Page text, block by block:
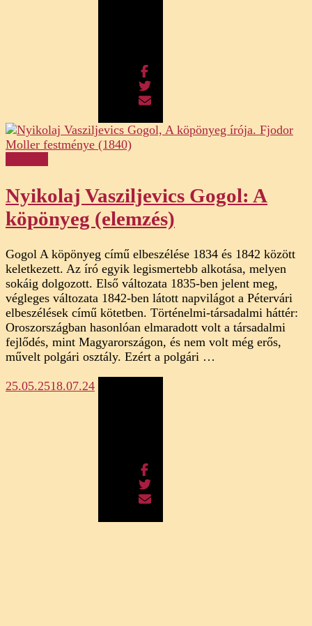
Nyikolaj Vasziljevics Gogol: A
köpönyeg (elemzés)
Gogol A köpönyeg című elbeszélése 1834 és 1842 között
keletkezett. Az író egyik legismertebb alkotása, melyen
sokáig dolgozott. Első változata 1835-ben jelent meg,
végleges változata 1842-ben látott napvilágot a Pétervári
elbeszélések című kötetben. Történelmi-társadalmi háttér:
Oroszországban hasonlóan elmaradott volt a társadalmi
fejlődés, mint Magyarországon, és nem volt még erős,
művelt polgári osztály. Ezért a polgári …
25.05.2518.07.24